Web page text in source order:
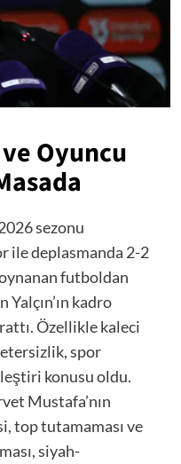
Oyuncu
sezonu
ile deplasmanda 2-2
futboldan
kadro
Özellikle kaleci
spor
konusu oldu.
Mustafa’nın
top tutamaması ve
siyah-